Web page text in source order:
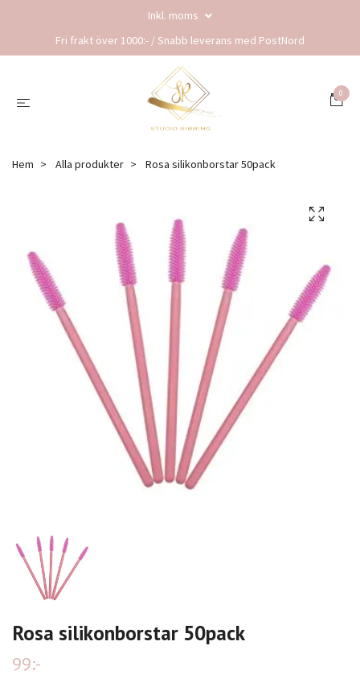
Inkl. moms
Fri frakt över 1000:- / Snabb leverans med PostNord
0
Hem Alla produkter Rosa silikonborstar 50pack
Rosa silikonborstar 50pack
99:-